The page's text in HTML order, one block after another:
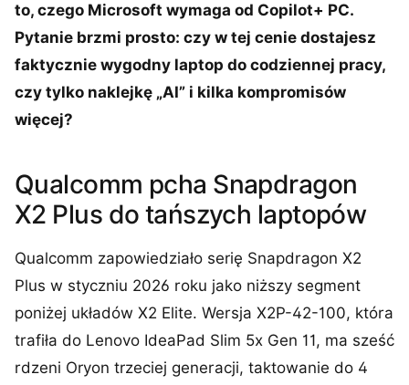
to, czego Microsoft wymaga od Copilot+ PC.
Pytanie brzmi prosto: czy w tej cenie dostajesz
faktycznie wygodny laptop do codziennej pracy,
czy tylko naklejkę „AI” i kilka kompromisów
więcej?
Qualcomm pcha Snapdragon
X2 Plus do tańszych laptopów
Qualcomm zapowiedziało serię Snapdragon X2
Plus w styczniu 2026 roku jako niższy segment
poniżej układów X2 Elite. Wersja X2P-42-100, która
trafiła do Lenovo IdeaPad Slim 5x Gen 11, ma sześć
rdzeni Oryon trzeciej generacji, taktowanie do 4